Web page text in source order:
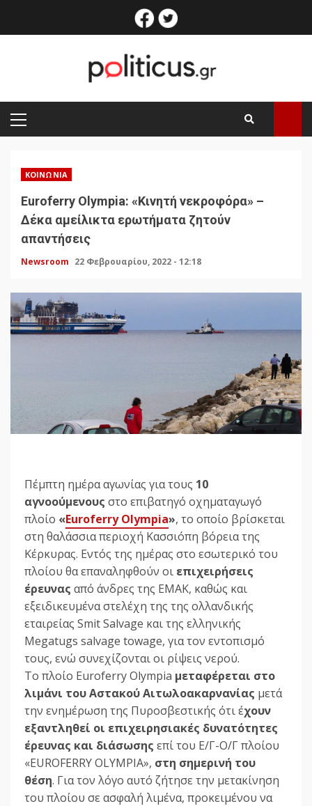
facebook
PRIMARY
MENU
ΚΟΙΝΩΝΊΑ
Euroferry Olympia: «Κινητή νεκροφόρα» –
Δέκα αμείλικτα ερωτήματα ζητούν
απαντήσεις
Newsroom 22 Φεβρουαρίου, 2022 - 12:18
Πέμπτη ημέρα αγωνίας για τους 10
αγνοούμενους στο επιβατηγό οχηματαγωγό
πλοίο «Euroferry Olympia», το οποίο βρίσκεται
στη θαλάσσια περιοχή Κασσιόπη βόρεια της
Κέρκυρας. Εντός της ημέρας στο εσωτερικό του
πλοίου θα επαναληφθούν οι επιχειρήσεις
έρευνας από άνδρες της ΕΜΑΚ, καθώς και
εξειδικευμένα στελέχη της της oλλανδικής
εταιρείας Smit Salvage και της ελληνικής
Μegatugs salvage towage, για τον εντοπισμό
τους, ενώ συνεχίζονται οι ρίψεις νερού.
Το πλοίο Euroferry Olympia μεταφέρεται στο
λιμάνι του Αστακού Αιτωλοακαρνανίας μετά
την ενημέρωση της Πυροσβεστικής ότι έχουν
εξαντληθεί οι επιχειρησιακές δυνατότητες
έρευνας και διάσωσης επί του Ε/Γ-Ο/Γ πλοίου
«EUROFERRY OLYMPIA», στη σημερινή του
θέση. Για τον λόγο αυτό ζήτησε την μετακίνηση
του πλοίου σε ασφαλή λιμένα, προκειμένου να